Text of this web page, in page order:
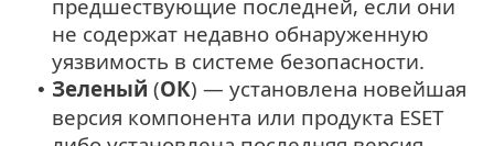
предшествующие последней, если они
не содержат недавно обнаруженную
уязвимость в системе безопасности.
• Зеленый (ОК) — установлена новейшая
версия компонента или продукта ESET